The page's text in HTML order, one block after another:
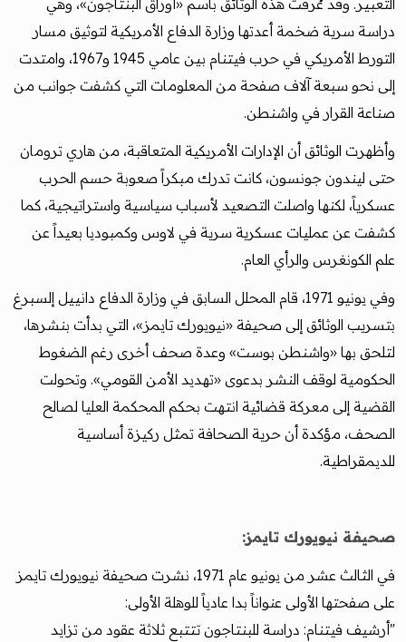
التعبير. وقد عُرفت هذه الوثائق باسم «أوراق البنتاجون»، وهي
دراسة سرية ضخمة أعدتها وزارة الدفاع الأمريكية لتوثيق مسار
التورط الأمريكي في حرب فيتنام بين عامي 1945 و1967، وامتدت
إلى نحو سبعة آلاف صفحة من المعلومات التي كشفت جوانب من
صناعة القرار في واشنطن.
وأظهرت الوثائق أن الإدارات الأمريكية المتعاقبة، من هاري ترومان
حتى ليندون جونسون، كانت تدرك مبكراً صعوبة حسم الحرب
عسكرياً، لكنها واصلت التصعيد لأسباب سياسية واستراتيجية، كما
كشفت عن عمليات عسكرية سرية في لاوس وكمبوديا بعيداً عن
علم الكونغرس والرأي العام.
وفي يونيو 1971، قام المحلل السابق في وزارة الدفاع دانييل إلسبرغ
بتسريب الوثائق إلى صحيفة «نيويورك تايمز»، التي بدأت بنشرها،
لتلحق بها «واشنطن بوست» وعدة صحف أخرى رغم الضغوط
الحكومية لوقف النشر بدعوى «تهديد الأمن القومي». وتحولت
القضية إلى معركة قضائية انتهت بحكم المحكمة العليا لصالح
الصحف، مؤكدة أن حرية الصحافة تمثل ركيزة أساسية
للديمقراطية.
صحيفة نيويورك تايمز:
في الثالث عشر من يونيو عام 1971، نشرت صحيفة نيويورك تايمز
على صفحتها الأولى عنواناً بدا عادياً للوهلة الأولى:
"أرشيف فيتنام: دراسة للبنتاجون تتتبع ثلاثة عقود من تزايد